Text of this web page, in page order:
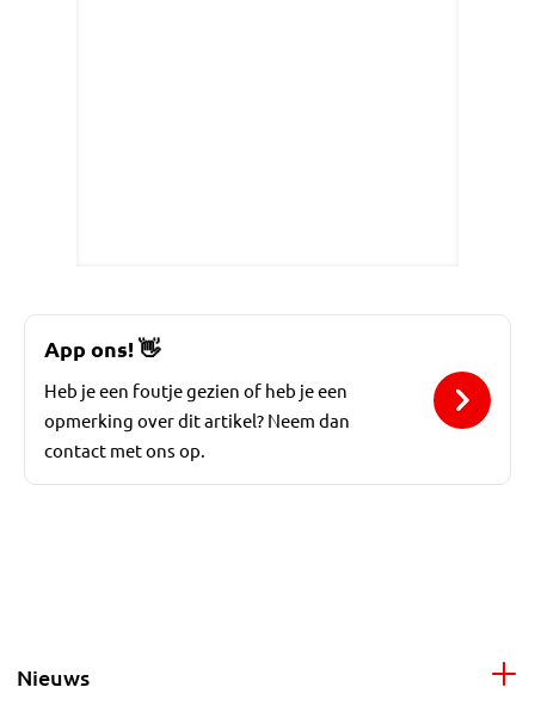
App ons!👋
Heb je een foutje gezien of heb je een
opmerking over dit artikel? Neem dan
contact met ons op.
Nieuws